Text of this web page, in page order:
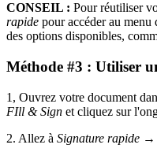
CONSEIL : Pour réutiliser
rapide pour accéder au menu
des options disponibles,
Méthode #3 : Utiliser
1, Ouvrez votre document
FIll & Sign et cliquez sur
2. Allez à Signature rapide →